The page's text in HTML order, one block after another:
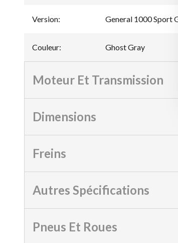
Version: General 1000 Sport
Couleur: Ghost Gray
Moteur Et Transmission
Dimensions
Freins
Autres Spécifications
Pneus Et Roues